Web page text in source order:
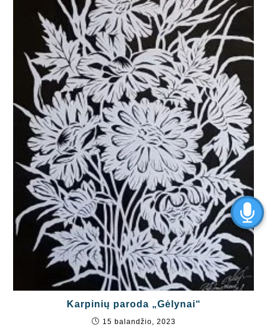
Karpinių paroda „Gėlynai“
15 balandžio, 2023